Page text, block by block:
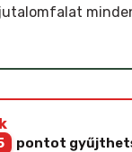
pontot